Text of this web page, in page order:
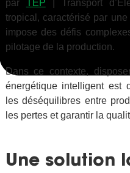
par TEP | Transport
tropical, caractérisé par
impose des défis
pilotage de la production.
Dans ce contexte,
énergétique intelligent est
les déséquilibres entre
les pertes et garantir la
Une solution